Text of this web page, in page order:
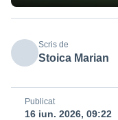
Scris de
Stoica Marian
Publicat
16 iun. 2026, 09:22